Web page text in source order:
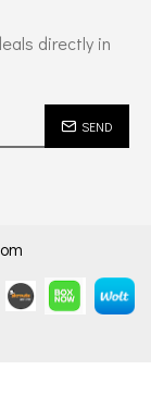
directly in
SEND